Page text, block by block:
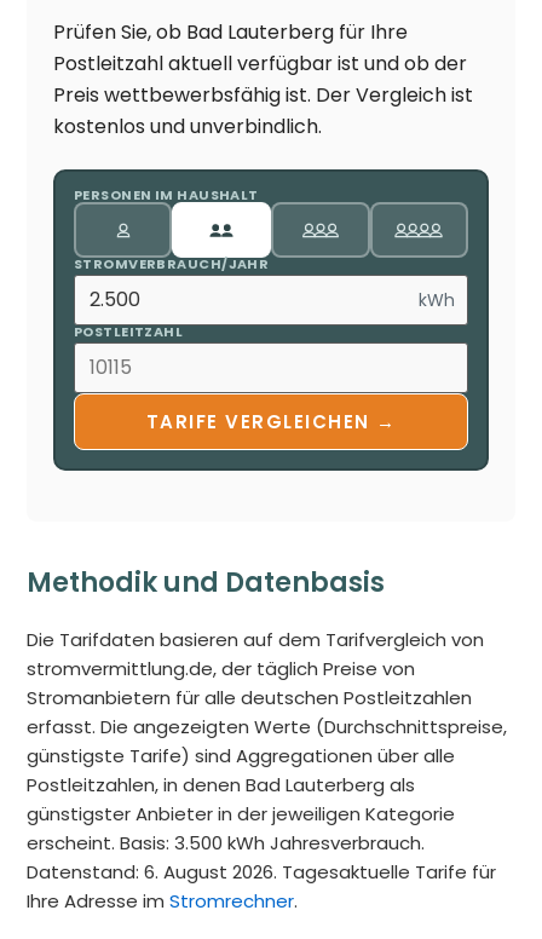
Prüfen Sie, ob Bad Lauterberg für Ihre
Postleitzahl aktuell verfügbar ist und ob der
Preis wettbewerbsfähig ist. Der Vergleich ist
kostenlos und unverbindlich.
PERSONEN IM HAUSHALT
STROMVERBRAUCH/JAHR
kWh
POSTLEITZAHL
TARIFE VERGLEICHEN →
Methodik und Datenbasis
Die Tarifdaten basieren auf dem Tarifvergleich von
stromvermittlung.de, der täglich Preise von
Stromanbietern für alle deutschen Postleitzahlen
erfasst. Die angezeigten Werte (Durchschnittspreise,
günstigste Tarife) sind Aggregationen über alle
Postleitzahlen, in denen Bad Lauterberg als
günstigster Anbieter in der jeweiligen Kategorie
erscheint. Basis: 3.500 kWh Jahresverbrauch.
Datenstand: 6. August 2026. Tagesaktuelle Tarife für
Ihre Adresse imStromrechner.